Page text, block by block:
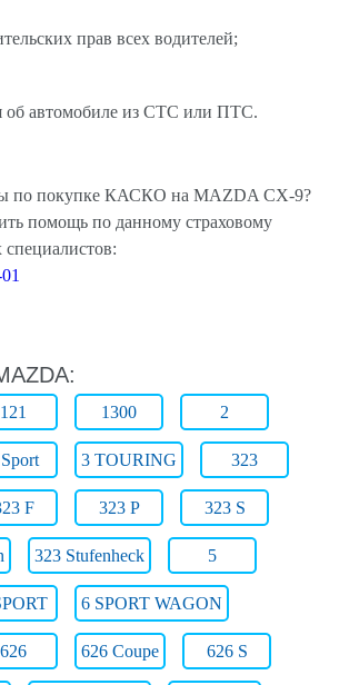
прав всех водителей;
автомобиле из СТС или ПТС.
по покупке КАСКО на MAZDA CX-9?
помощь по данному страховому
121 1300 2
3 TOURING 323
F 323 P 323 S
323 Stufenheck 5
6 SPORT WAGON
626 626 Coupe 626 S